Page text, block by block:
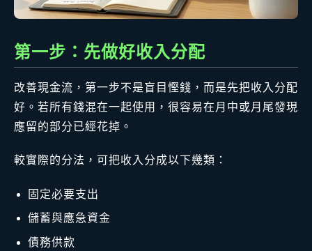
第一步：先做好收入分配
改善現金流，第一步不是盲目慳錢，而是先把收入分配
好。若所有錢混在一起使用，很容易在月中或月尾發現
應留的部分已經花掉。
較實際的分法，可把收入分成以下幾類：
固定必要支出
儲蓄與應急資金
債務供款